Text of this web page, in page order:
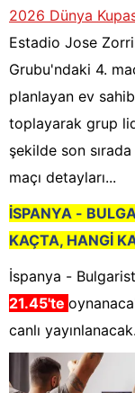
2026 Dünya
Estadio Jose
Grubu'ndaki 4.
planlayan ev
toplayarak grup
şekilde son
maçı detayları...
İSPANYA -
KAÇTA, HANGİ
İspanya -
21.45'te
canlı yayınlanacak.